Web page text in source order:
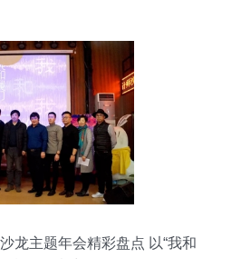
龙主题年会精彩盘点 以“我和